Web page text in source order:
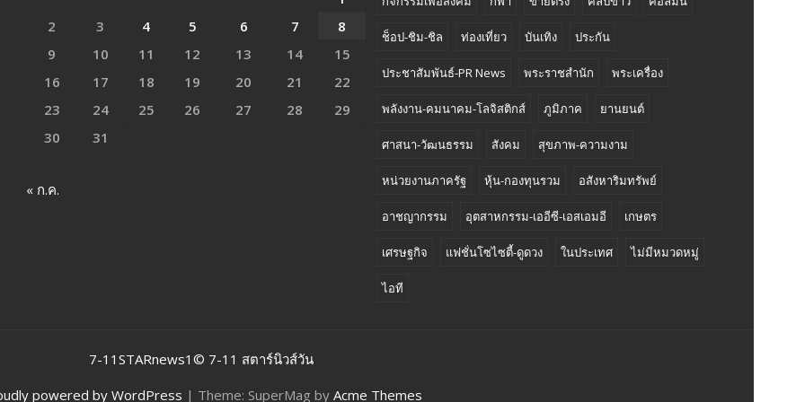
2
3 4 5 6 7
8
9
10 11 12 13 14
15
16
17 18 19 20 21
22
23
24 25 26 27 28
29
30
31
« ก.ค.
ช็อป-ชิม-ชิล ท่องเที่ยว บันเทิง ประกัน
ประชาสัมพันธ์-PR News พระราชสำนัก พระเครื่อง
พลังงาน-คมนาคม-โลจิสติกส์ ภูมิภาค ยานยนต์
ศาสนา-วัฒนธรรม สังคม สุขภาพ-ความงาม
หน่วยงานภาครัฐ หุ้น-กองทุนรวม อสังหาริมทรัพย์
อาชญากรรม อุตสาหกรรม-เออีซี-เอสเอมอี เกษตร
เศรษฐกิจ แฟชั่นโซไซตี้-ดูดวง ในประเทศ ไม่มีหมวดหมู่
ไอที
7-11STARnews1© 7-11 สตาร์นิวส์วัน
powered by WordPress | Theme: SuperMag by Acme Themes